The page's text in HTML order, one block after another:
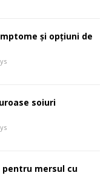
și opțiuni de
soiuri
mersul cu